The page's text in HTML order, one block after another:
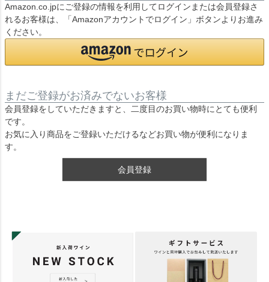
Amazon.co.jpにご登録の情報を利用してログインまたは会員登録さ
れるお客様は、「Amazonアカウントでログイン」ボタンよりお進み
ください。
まだご登録がお済みでないお客様
会員登録をしていただきますと、二度目のお買い物時にとても便利
です。
お気に入り商品をご登録いただけるなどお買い物が便利になりま
す。
会員登録